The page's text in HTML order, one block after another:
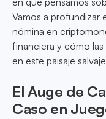
Vamos a profundizar
nómina en
financiera y cómo
en este paisaje
El Auge de
Caso en